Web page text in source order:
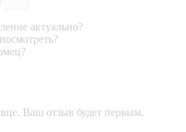
актуально?
Ваш отзыв будет первым.